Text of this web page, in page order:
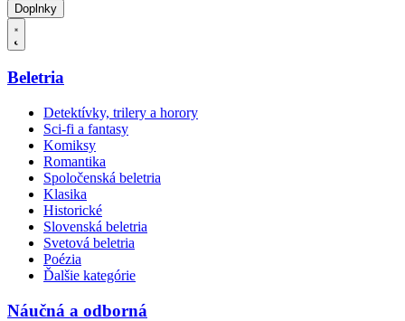
Doplnky
Beletria
Detektívky, trilery a horory
Sci-fi a fantasy
Komiksy
Romantika
Spoločenská beletria
Klasika
Historické
Slovenská beletria
Svetová beletria
Poézia
Ďalšie kategórie
Náučná a odborná